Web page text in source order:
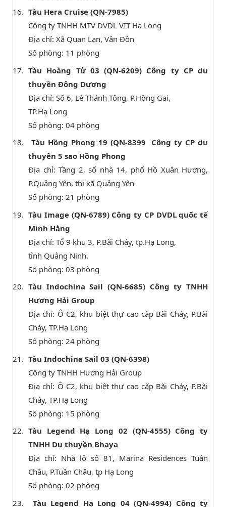
Tàu Hera Cruise (QN-7985)
Công ty TNHH MTV DVDL VIT Hạ Long
Địa chỉ: Xã Quan Lạn, Vân Đồn
Số phòng: 11 phòng
Tàu Hoàng Tử 03 (QN-6209) Công ty CP du
thuyền Đông Dương
Địa chỉ: Số 6, Lê Thánh Tông, P.Hồng Gai,
TP.Hạ Long
Số phòng: 04 phòng
Tàu Hồng Phong 19 (QN-8399 Công ty CP du
thuyền 5 sao Hồng Phong
Địa chỉ: Tầng 2, số nhà 14, phố Hồ Xuân Hương,
P.Quảng Yên, thị xã Quảng Yên
Số phòng: 21 phòng
Tàu Image (QN-6789) Công ty CP DVDL quốc tế
Minh Hằng
Địa chỉ: Tổ 9 khu 3, P.Bãi Cháy, tp.Hạ Long,
tỉnh Quảng Ninh.
Số phòng: 03 phòng
Tàu Indochina Sail (QN-6685) Công ty TNHH
Hương Hải Group
Địa chỉ: Ô C2, khu biệt thự cao cấp Bãi Cháy, P.Bãi
Cháy, TP.Hạ Long
Số phòng: 24 phòng
Tàu Indochina Sail 03 (QN-6398)
Công ty TNHH Hương Hải Group
Địa chỉ: Ô C2, khu biệt thự cao cấp Bãi Cháy, P.Bãi
Cháy, TP.Hạ Long
Số phòng: 15 phòng
Tàu Legend Hạ Long 02 (QN-4555) Công ty
TNHH Du thuyền Bhaya
Địa chỉ: Nhà lô số 81, Marina Residences Tuần
Châu, P.Tuần Châu, tp Hạ Long
Số phòng: 02 phòng
Tàu Legend Hạ Long 04 (QN-4994) Công ty